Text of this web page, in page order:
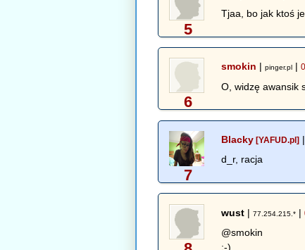
5
Tjaa, bo jak ktoś
6
smokin |pinger.pl |
O, widzę awansik
7
Blacky [YAFUD.pl]
d_r, racja
wust |77.254.215.* |
@smokin
;-)